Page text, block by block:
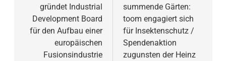
gründet Industrial
Development Board
für den Aufbau einer
europäischen
Fusionsindustrie
summende Gärten:
toom engagiert sich
für Insektenschutz /
Spendenaktion
zugunsten der Heinz